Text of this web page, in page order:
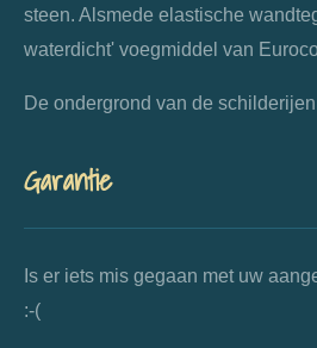
steen. Alsmede elastische
waterdicht' voegmiddel van
De ondergrond van de
Garantie
Is er iets mis gegaan met uw
:-(